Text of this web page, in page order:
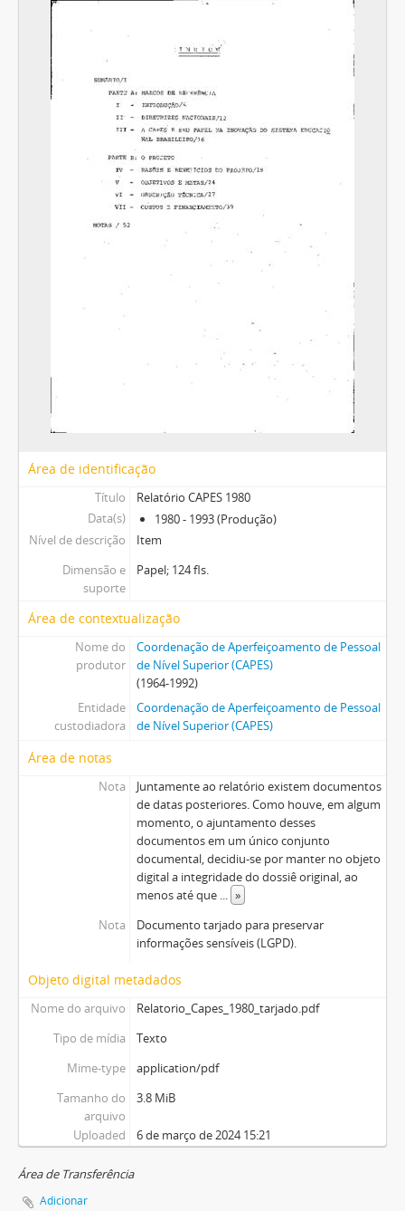
Área de identificação
Título
Relatório CAPES 1980
Data(s)
1980 - 1993 (Produção)
Nível de descrição
Item
Dimensão e
suporte
Papel; 124 fls.
Área de contextualização
Nome do
produtor
Coordenação de Aperfeiçoamento de Pessoal
de Nível Superior (CAPES)
(1964-1992)
Entidade
custodiadora
Coordenação de Aperfeiçoamento de Pessoal
de Nível Superior (CAPES)
Área de notas
Nota
Juntamente ao relatório existem documentos
de datas posteriores. Como houve, em algum
momento, o ajuntamento desses
documentos em um único conjunto
documental, decidiu-se por manter no objeto
digital a integridade do dossiê original, ao
menos até que ... »
Nota
Documento tarjado para preservar
informações sensíveis (LGPD).
Objeto digital metadados
Nome do arquivo
Relatorio_Capes_1980_tarjado.pdf
Tipo de mídia
Texto
Mime-type
application/pdf
Tamanho do
arquivo
3.8 MiB
Uploaded 6 de março de 2024 15:21
Área de Transferência
Adicionar